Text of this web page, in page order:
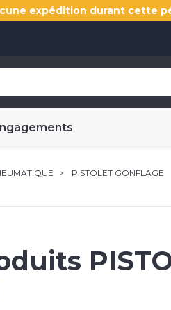
expédition durant cette
PISTOLET GONFLAGE